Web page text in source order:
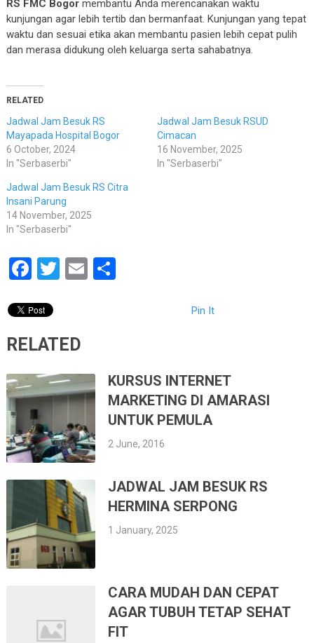
RS FMC Bogormembantu Anda merencanakan waktu
kunjungan agar lebih tertib dan bermanfaat. Kunjungan yang tepat
waktu dan sesuai etika akan membantu pasien lebih cepat pulih
dan merasa didukung oleh keluarga serta sahabatnya.
RELATED
Jadwal Jam Besuk RS
Mayapada Hospital Bogor
6 October, 2024
In "Serbaserbi"
Jadwal Jam Besuk RSUD
Cimacan
16 November, 2025
In "Serbaserbi"
Jadwal Jam Besuk RS Citra
Insani Parung
14 November, 2025
In "Serbaserbi"
Facebook
Twitter
EmailShare
Pin It
RELATED
KURSUS INTERNET
MARKETING DI AMARASI
UNTUK PEMULA
2 June, 2016
JADWAL JAM BESUK RS
HERMINA SERPONG
1 January, 2025
CARA MUDAH DAN CEPAT
AGAR TUBUH TETAP SEHAT
FIT